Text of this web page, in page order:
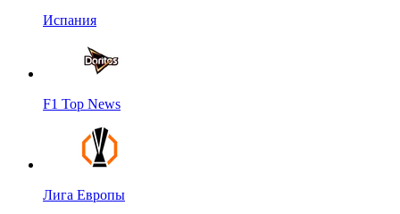
Испания
F1 Top News
Лига Европы